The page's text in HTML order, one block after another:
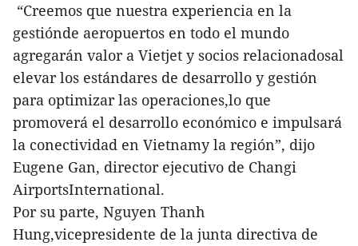
“Creemos que nuestra experiencia en la
gestiónde aeropuertos en todo el mundo
agregarán valor a Vietjet y socios relacionadosal
elevar los estándares de desarrollo y gestión
para optimizar las operaciones,lo que
promoverá el desarrollo económico e impulsará
la conectividad en Vietnamy la región”, dijo
Eugene Gan, director ejecutivo de Changi
AirportsInternational.
Por su parte, Nguyen Thanh
Hung,vicepresidente de la junta directiva de